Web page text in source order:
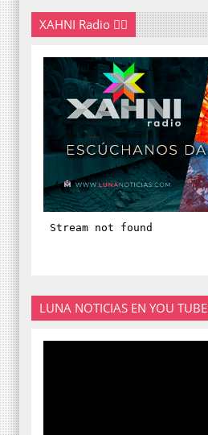
XAHNI Radio 👇🏽
LUNA NOTICIAS EN YOU TUBE